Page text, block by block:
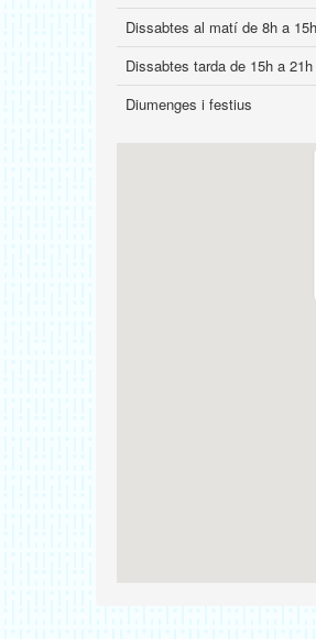
Dissabtes al matí de 8h a 15h
Dissabtes tarda de 15h a 21h
Diumenges i festius